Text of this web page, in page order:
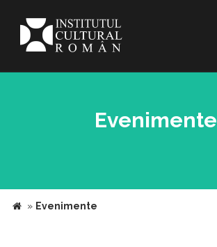
Evenimente
» Evenimente